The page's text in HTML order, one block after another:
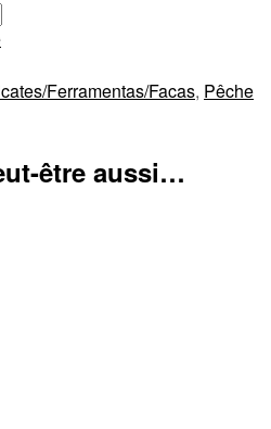
Ferramentas/Facas, Pêche
être aussi…